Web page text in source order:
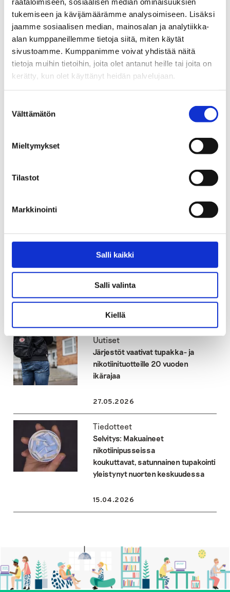
tukemiseen ja kävijämäärämme analysoimiseen. Lisäksi
jaamme sosiaalisen median, mainosalan ja analytiikka-
alan kumppaneillemme tietoja siitä, miten käytät
sivustoamme. Kumppanimme voivat yhdistää näitä
tietoja muihin tietoihin, joita olet antanut heille tai joita on
kerätty, kun olet käyttänyt heidän palvelujaan.
valinta
Välttämätön
Mieltymykset
Tilastot
Markkinointi
Salli kaikki
Salli valinta
Kiellä
enintään viisi prosenttia käyttää tupakka- tai
nikotiinituotteita vuonna 2030. Tämä on yhteistyöllä
vielä saavutettavissa.
Savuton Suomi -päivää vietetään perjantaina 30.8.
Päivän tarkoituksena on nostaa esille tavoitetta
vastuu.”
Jaa:
Tagit
Katso myös
nikotiiniteollisuuden metkuilta
29.05.2026
Uutiset
Järjestöt vaativat tupakka- ja
nikotiinituotteille 20 vuoden
ikärajaa
27.05.2026
Tiedotteet
Selvitys: Makuaineet
nikotiinipusseissa
koukuttavat, satunnainen tupakointi
yleistynyt nuorten keskuudessa
15.04.2026